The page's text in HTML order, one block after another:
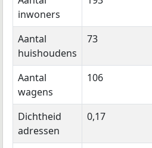
inwoners
Aantal
huishoudens
73
Aantal
wagens
106
Dichtheid
adressen
0,17